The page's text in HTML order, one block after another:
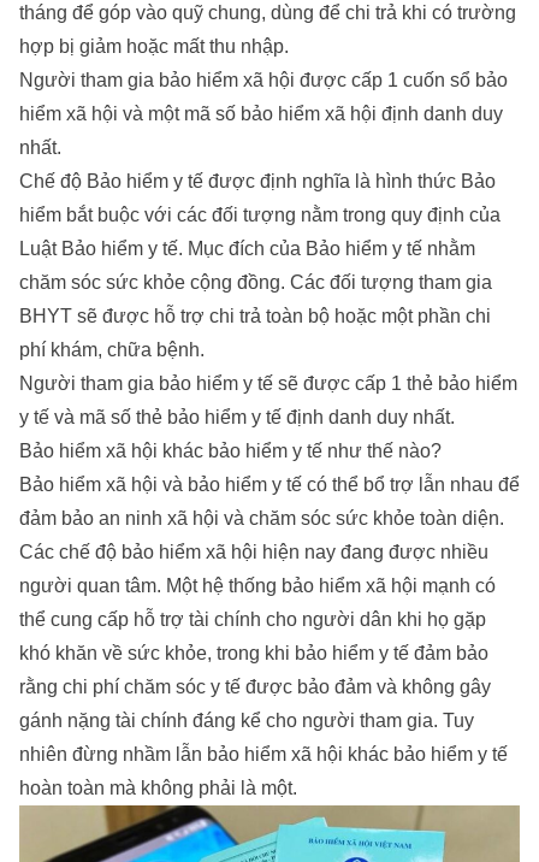
tháng để góp vào quỹ chung, dùng để chi trả khi có trường
hợp bị giảm hoặc mất thu nhập.
Người tham gia bảo hiểm xã hội được cấp 1 cuốn sổ bảo
hiểm xã hội và một mã số bảo hiểm xã hội định danh duy
nhất.
Chế độ Bảo hiểm y tế được định nghĩa là hình thức Bảo
hiểm bắt buộc với các đối tượng nằm trong quy định của
Luật Bảo hiểm y tế. Mục đích của Bảo hiểm y tế nhằm
chăm sóc sức khỏe cộng đồng. Các đối tượng tham gia
BHYT sẽ được hỗ trợ chi trả toàn bộ hoặc một phần chi
phí khám, chữa bệnh.
Người tham gia bảo hiểm y tế sẽ được cấp 1 thẻ bảo hiểm
y tế và mã số thẻ bảo hiểm y tế định danh duy nhất.
Bảo hiểm xã hội khác bảo hiểm y tế như thế nào?
Bảo hiểm xã hội và bảo hiểm y tế có thể bổ trợ lẫn nhau để
đảm bảo an ninh xã hội và chăm sóc sức khỏe toàn diện.
Các chế độ bảo hiểm xã hội hiện nay đang được nhiều
người quan tâm. Một hệ thống bảo hiểm xã hội mạnh có
thể cung cấp hỗ trợ tài chính cho người dân khi họ gặp
khó khăn về sức khỏe, trong khi bảo hiểm y tế đảm bảo
rằng chi phí chăm sóc y tế được bảo đảm và không gây
gánh nặng tài chính đáng kể cho người tham gia. Tuy
nhiên đừng nhầm lẫn bảo hiểm xã hội khác bảo hiểm y tế
hoàn toàn mà không phải là một.